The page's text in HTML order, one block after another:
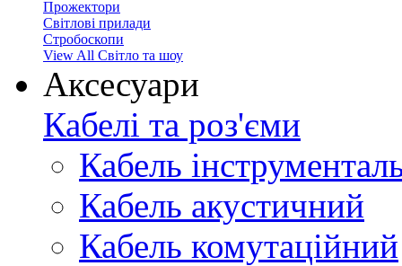
Прожектори
Світлові прилади
Стробоскопи
View All Світло та шоу
Аксесуари
Кабелі та роз'єми
Кабель
Кабель акустичний
Кабель комутаційний